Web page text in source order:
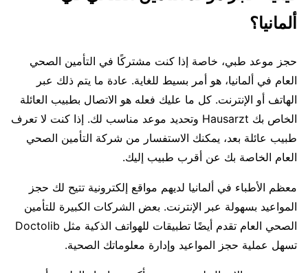
ألمانيا؟
حجز موعد طبي، خاصة إذا كنت مشتركًا في التأمين الصحي
العام في ألمانيا، هو أمر بسيط للغاية. عادة ما يتم ذلك عبر
الهاتف أو الإنترنت. كل ما عليك فعله هو الاتصال بطبيب العائلة
الخاص بك Hausarzt وتحديد موعد مناسب لك. إذا كنت لا تعرف
طبيب عائلة بعد، يمكنك الاستفسار من شركة التأمين الصحي
العام الخاصة بك عن أقرب طبيب إليك.
معظم الأطباء في ألمانيا لديهم مواقع إلكترونية تتيح لك حجز
المواعيد بسهولة عبر الإنترنت. بعض الشركات الكبيرة للتأمين
الصحي العام تقدم أيضًا تطبيقات للهواتف الذكية مثل Doctolib
تسهل عملية حجز المواعيد وإدارة معلوماتك الصحية.